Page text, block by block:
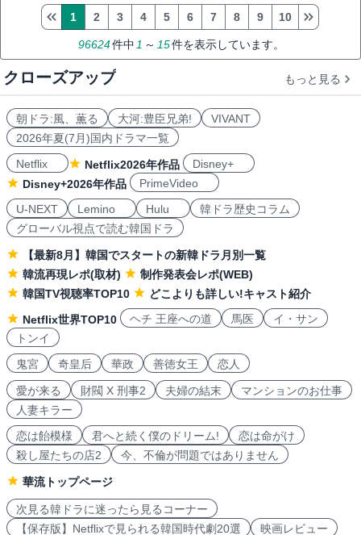
96624件中 1 ～ 15件を表示しています。
1 2 3 4 5 6 7 8 9 10
クローズアップ もっと見る
朝ドラ:風、薫る 大河:豊臣兄弟!
VIVANT
2026年夏(7月)国内ドラマ一覧
Netflix
Netflix2026年作品
Disney+
Disney+2026年作品
PrimeVideo
U-NEXT
Lemino Hulu
韓ドラ歴史コラム
グローバル視点で読む韓国ドラ
【最新8月】韓国でスタートの新韓ドラ月別一覧
韓流再現レポ(取材)
制作発表会レポ(WEB)
韓国TV視聴率TOP10
どこよりも詳しい!キャスト紹介
Netflix世界TOP10
ヘチ 王座への道 馬医
イ・サン
トンイ
鬼宮
奇皇后 華政 善徳女王 恋人
愛が来る 財閥 X 刑事2 夫婦の結末
マンションのお仕事
人妻キラー
恋は飴模様
君へと続く僕のドリーム!
恋は命がけ
殺し屋たちの店2
今、不倫が問題ではありません
華流トップページ
次見る韓ドラに迷ったら見るコーナー
【保存版】Netflixで見られる韓国時代劇20選
映画レビュー